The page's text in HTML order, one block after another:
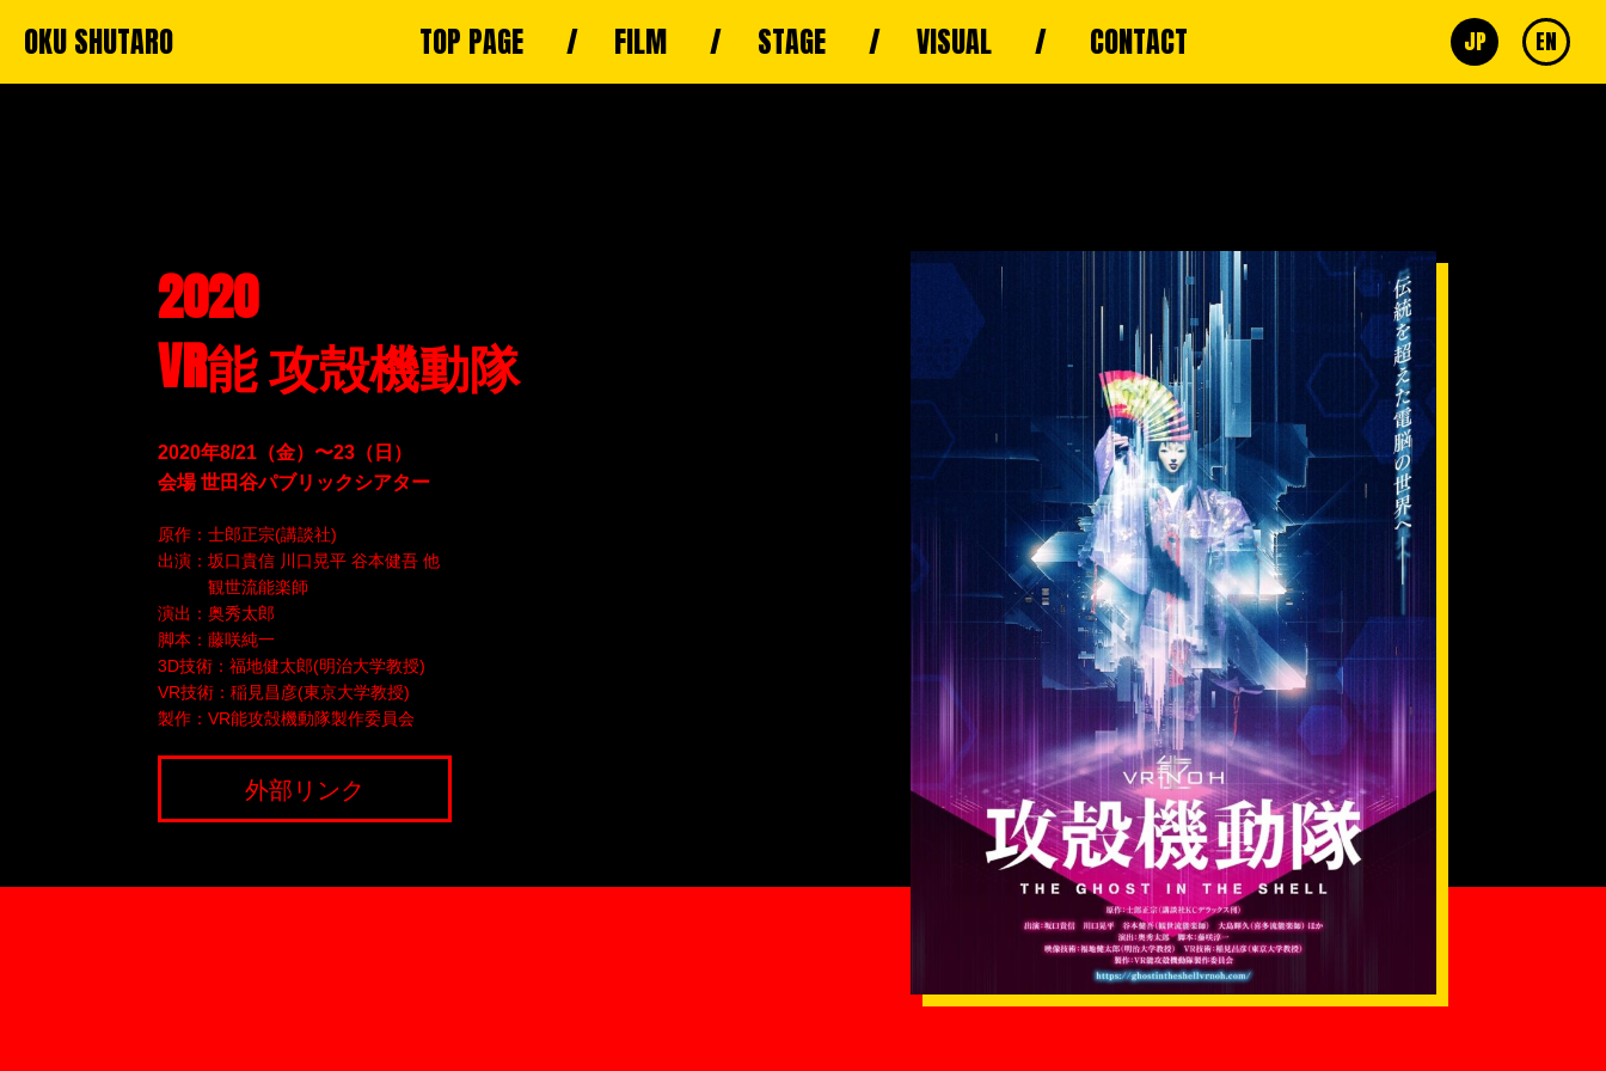
OKU SHUTARO JP EN
TOP PAGE FILM STAGE VISUAL CONTACT
2020
VR能 攻殻機動隊
2020年8/21（金）〜23（日）
会場 世田谷パブリックシアター
原作：士郎正宗(講談社)
出演：坂口貴信 川口晃平 谷本健吾 他
観世流能楽師
演出：奥秀太郎
脚本：藤咲純一
3D技術：福地健太郎(明治大学教授)
VR技術：稲見昌彦(東京大学教授)
製作：VR能攻殻機動隊製作委員会
外部リンク